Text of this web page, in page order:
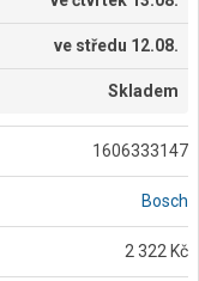
ve středu 12.08.
Skladem
1606333147
Bosch
2 322 Kč